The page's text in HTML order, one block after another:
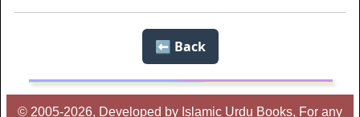
Back ⬅️
© 2005-2026, Developed by Islamic Urdu Books, For any